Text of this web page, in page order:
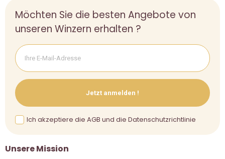
Unsere Mission
Möchten Sie die besten Angebote von
unseren Winzern erhalten ?
Jetzt anmelden !
Ich akzeptiere die AGB und die Datenschutzrichtlinie